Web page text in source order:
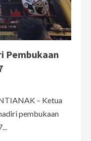
Pembukaan
– Ketua
pembukaan